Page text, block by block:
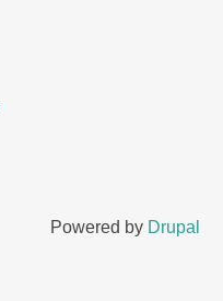
Powered by Drupal